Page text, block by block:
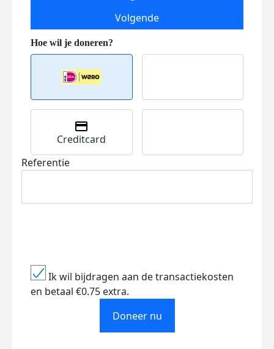
Volgende
Creditcard
Referentie
Ik wil bijdragen aan de transactiekosten
en betaal €0.75 extra.
Doneer nu